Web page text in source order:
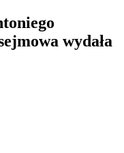
wydała